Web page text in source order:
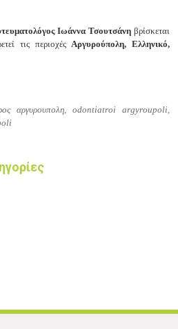
Ιωάννα Τσουτσάνη βρίσκεται
τις περιοχές Αργυρούπολη, Ελληνικό,
αργυρουπολη, odontiatroi argyroupoli,